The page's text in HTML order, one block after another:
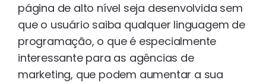
página de alto nível seja desenvolvida sem
que o usuário saiba qualquer linguagem de
programação, o que é especialmente
interessante para as agências de
marketing, que podem aumentar a sua